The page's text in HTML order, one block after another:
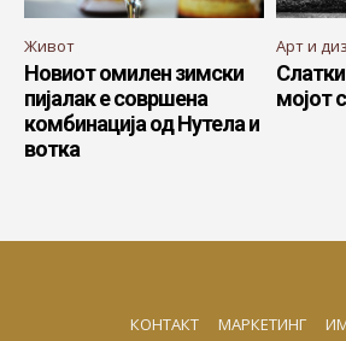
Живот
Новиот омилен зимски
пијалак е совршена
комбинација од Нутела и
вотка
Арт и
мојот
КОНТАКТ МАРКЕТИНГ